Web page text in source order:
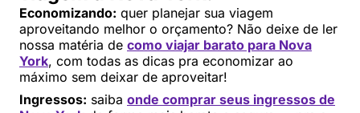
Economizando: quer planejar sua viagem
aproveitando melhor o orçamento? Não deixe de ler
nossa matéria de como viajar barato para Nova
York, com todas as dicas pra economizar ao
máximo sem deixar de aproveitar!
Ingressos: saiba onde comprar seus ingressos de